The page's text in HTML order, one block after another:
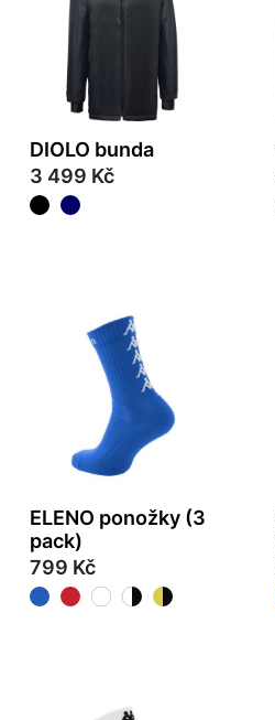
DIOLO bunda
3 499 Kč
ELENO ponožky (3
pack)
799 Kč